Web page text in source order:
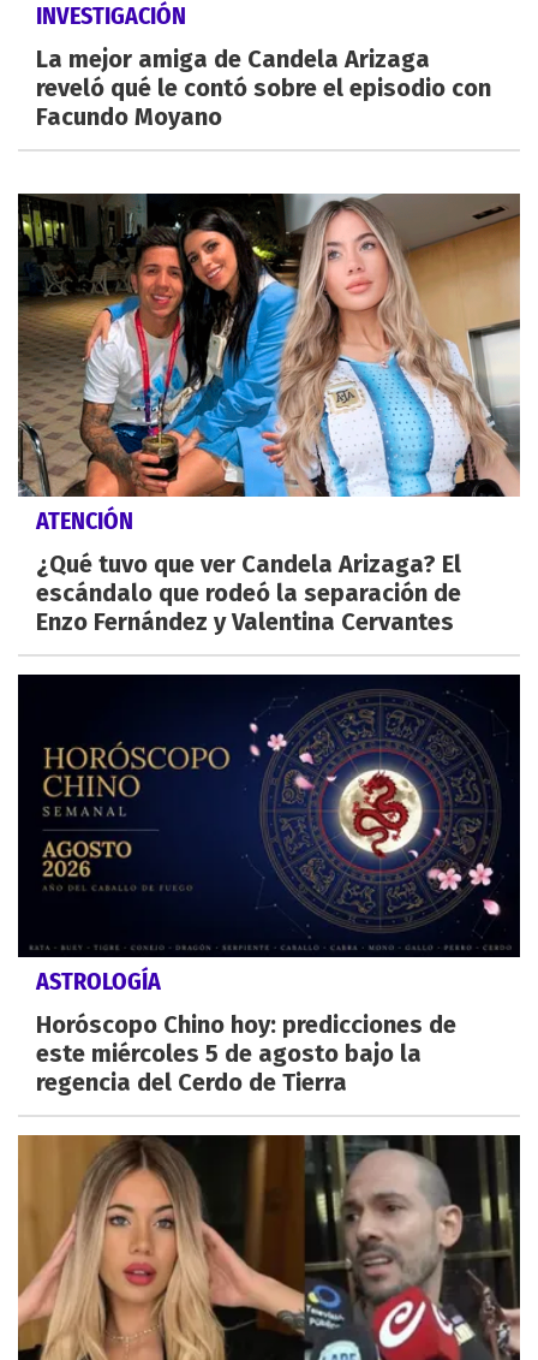
INVESTIGACIÓN
La mejor amiga de Candela Arizaga
reveló qué le contó sobre el episodio con
Facundo Moyano
ATENCIÓN
¿Qué tuvo que ver Candela Arizaga? El
escándalo que rodeó la separación de
Enzo Fernández y Valentina Cervantes
ASTROLOGÍA
Horóscopo Chino hoy: predicciones de
este miércoles 5 de agosto bajo la
regencia del Cerdo de Tierra